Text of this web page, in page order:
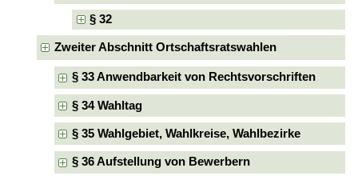
§ 32
Zweiter Abschnitt Ortschaftsratswahlen
§ 33 Anwendbarkeit von Rechtsvorschriften
§ 34 Wahltag
§ 35 Wahlgebiet, Wahlkreise, Wahlbezirke
§ 36 Aufstellung von Bewerbern